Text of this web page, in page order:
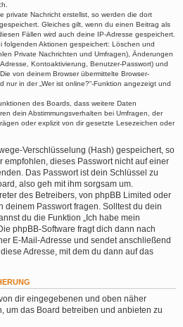
private Nachricht erstellst, so werden die dort
Gleiches gilt, wenn du einen Beitrag als
Fällen wird auch deine IP-Adresse gespeichert.
folgenden Aktionen gespeichert: Löschen und
Private Nachrichten und Umfragen), Änderungen
Kontoaktivierung, Benutzer-Passwort) und
von deinem Browser übermittelte Browser-
nur in der „Wer ist online?“-Funktion angezeigt und
des Boards, dass weitere Daten
dein Abstimmungsverhalten bei Umfragen, der
oder explizit von dir gesetzte Lesezeichen oder
Verschlüsselung (Hash) gespeichert, so
empfohlen, dieses Passwort nicht auf einer
Das Passwort ist dein Schlüssel zu
also geh mit ihm sorgsam um.
des Betreibers, von phpBB Limited oder
deinem Passwort fragen. Solltest du dein
du die Funktion „Ich habe mein
phpBB-Software fragt dich dann nach
E-Mail-Adresse und sendet anschließend
Adresse, mit dem du dann auf das
dir eingegebenen und oben näher
um das Board betreiben und anbieten zu